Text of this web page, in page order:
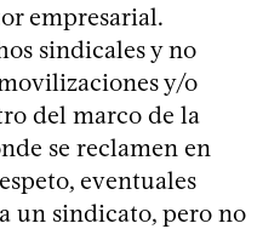
empresarial.
sindicales y no
y/o
del marco de la
se reclamen en
eventuales
un sindicato, pero no